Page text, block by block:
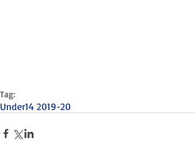
Tag:
Under14 2019-20